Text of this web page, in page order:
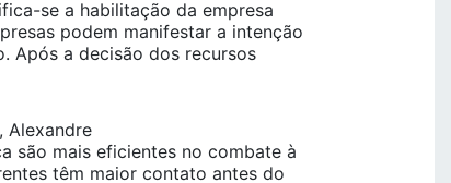
se a habilitação da empresa
podem manifestar a intenção
Após a decisão dos recursos
Alexandre
são mais eficientes no combate à
têm maior contato antes do